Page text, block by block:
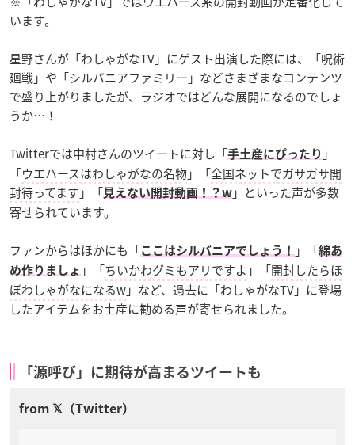
います。
星野さんが「わしゃがなTV」にゲスト出演した際には、「呪術
廻戦」や「シルバニアファミリー」などさまざまなコンテンツ
で盛り上がりましたが、ラジオではどんな展開になるのでしょ
うか…！
Twitterでは中村さんのツイートに対し「手土産にぴったり 」
「ウエハースはわしゃがなの名物」「全国ネットでガサガサ開
封待ってます 」「見えない開封動画！？w 」といった声が多数
寄せられています。
ファンからはほかにも「ここはシルバニアでしょう！ 」「綿あ
め作りましょ 」「ちいかわグミもアリですよ 」「開封したらほ
ぼわしゃがなになるw」など、過去に「わしゃがなTV」に登場
したアイテムをお土産に勧める声が寄せられました。
「源呼び」に期待が高まるツイートも